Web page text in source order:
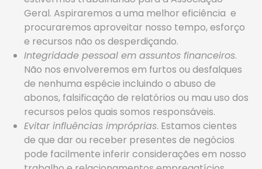
Geral. Aspiraremos a uma melhor eficiência e
procuraremos aproveitar nosso tempo, esforço
e recursos não os desperdiçando.
Integridade pessoal em assuntos financeiros.
Não nos envolveremos em furtos ou desfalques
de nenhuma espécie incluindo o abuso de
abonos, falsificação de relatórios ou mau uso dos
recursos pelos quais somos responsáveis.
Evitar influências impróprias. Estamos cientes
de que dar ou receber presentes de negócios
pode facilmente inferir considerações em nosso